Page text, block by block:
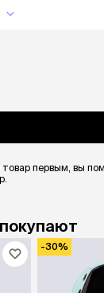
первым, вы
-30%